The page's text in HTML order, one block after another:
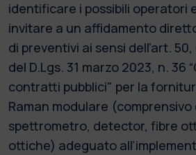
identificare i possibili operatori
invitare a un affidamento
di preventivi ai sensi dell’art.
del D.Lgs. 31 marzo 2023, n. 36
contratti pubblici" per la
Raman modulare
spettrometro, detector, fibre
ottiche) adeguato